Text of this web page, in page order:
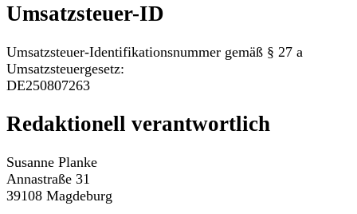
Umsatzsteuer-ID
Umsatzsteuer-Identifikationsnummer gemäß § 27 a
Umsatzsteuergesetz:
DE250807263
Redaktionell verantwortlich
Susanne Planke
Annastraße 31
39108 Magdeburg